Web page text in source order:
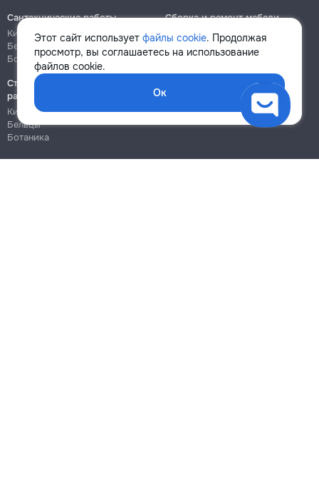
Этот сайт использует файлы cookie. Продолжая
просмотр, вы соглашаетесь на использование
файлов cookie.
Ок
Сантехнические работы
Кишинёв
Бельцы
Ботаника
Сборка и ремонт мебели
Кишинёв
Ботаника
Строительно-монтажные
работы
Кишинёв
Бельцы
Ботаника